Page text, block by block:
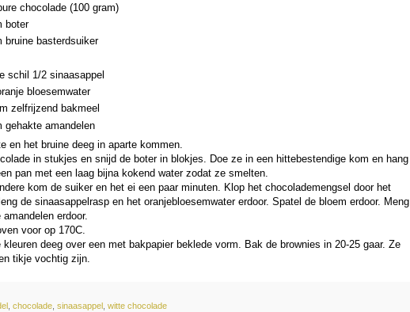
chocolade (100 gram)
boter
bruine basterdsuiker
schil 1/2 sinaasappel
bloesemwater
zelfrijzend bakmeel
gehakte amandelen
en het bruine deeg in aparte kommen.
in stukjes en snijd de boter in blokjes. Doe ze in een hittebestendige kom en hang
pan met een laag bijna kokend water zodat ze smelten.
kom de suiker en het ei een paar minuten. Klop het chocolademengsel door het
de sinaasappelrasp en het oranjebloesemwater erdoor. Spatel de bloem erdoor. Meng
erdoor.
voor op 170C.
kleuren deeg over een met bakpapier beklede vorm. Bak de brownies in 20-25 gaar. Ze
tikje vochtig zijn.
chocolade sinaasappel witte chocolade